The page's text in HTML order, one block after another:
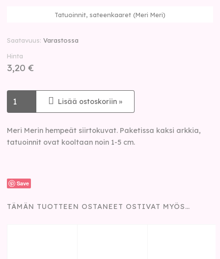
Tatuoinnit, sateenkaaret (Meri Meri)
Saatavuus Varastossa
Hinta
3,20 €
Lisää ostoskoriin »
Meri Merin hempeät siirtokuvat. Paketissa kaksi arkkia,
tatuoinnit ovat kooltaan noin 1-5 cm.
Save
TÄMÄN TUOTTEEN OSTANEET OSTIVAT MYÖS…